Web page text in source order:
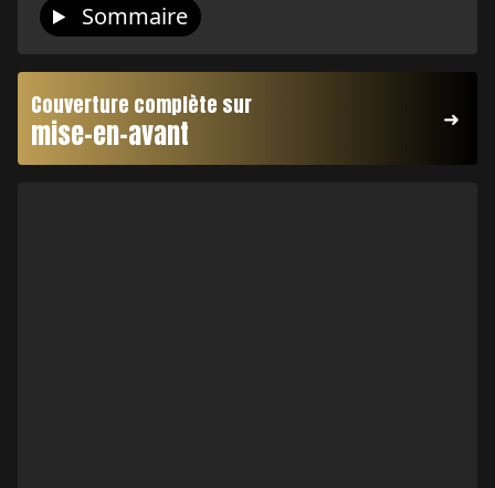
Sommaire
Couverture complète sur
mise-en-avant